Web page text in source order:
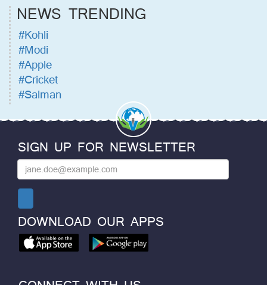
NEWS TRENDING
#Kohli
#Modi
#Apple
#Cricket
#Salman
SIGN UP FOR NEWSLETTER
DOWNLOAD OUR APPS